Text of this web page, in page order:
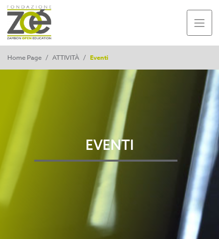
Home Page / ATTIVITÀ / Eventi
EVENTI